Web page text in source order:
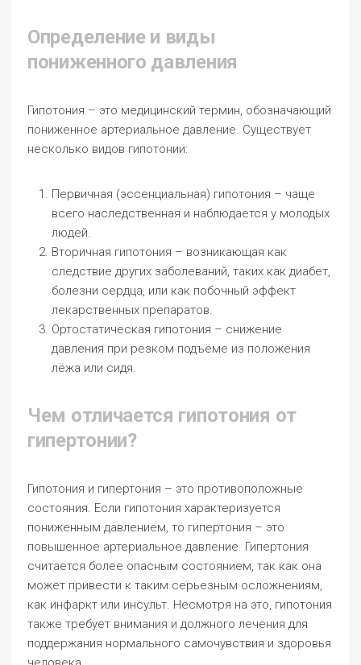
Определение и виды
пониженного давления
Гипотония – это медицинский термин, обозначающий
пониженное артериальное давление. Существует
несколько видов гипотонии:
Первичная (эссенциальная) гипотония – чаще
всего наследственная и наблюдается у молодых
людей.
Вторичная гипотония – возникающая как
следствие других заболеваний, таких как диабет,
болезни сердца, или как побочный эффект
лекарственных препаратов.
Ортостатическая гипотония – снижение
давления при резком подъёме из положения
лёжа или сидя.
Чем отличается гипотония от
гипертонии?
Гипотония и гипертония – это противоположные
состояния. Если гипотония характеризуется
пониженным давлением, то гипертония – это
повышенное артериальное давление. Гипертония
считается более опасным состоянием, так как она
может привести к таким серьезным осложнениям,
как инфаркт или инсульт. Несмотря на это, гипотония
также требует внимания и должного лечения для
поддержания нормального самочувствия и здоровья